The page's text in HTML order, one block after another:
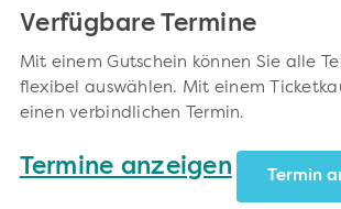
Verfügbare Termine
Mit einem Gutschein können Sie alle
flexibel auswählen. Mit einem
einen verbindlichen Termin.
Termine anzeigen Termin